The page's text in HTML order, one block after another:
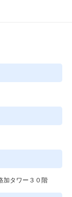
加タワー３０階